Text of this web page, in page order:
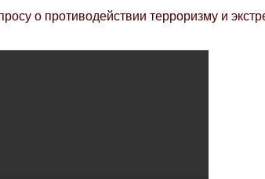
о противодействии терроризму и